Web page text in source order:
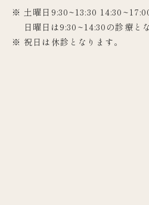
※ 土曜日9:30~13:30
日曜日は9:30~14:30の診療と
※ 祝日は休診となります。